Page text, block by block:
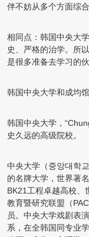
伴不妨从多个方面综
相同点：韩国中央大
史、严格的治学。所
是很多准备去学习的
韩国中央大学和成均
韩国中央大学，
史久远的高级院校。
中央大学（중앙대학
的名牌大学，世界著
BK21工程卓越高校、
教育暨研究联盟（
员。中央大学戏剧表
系，在全韩国同专业